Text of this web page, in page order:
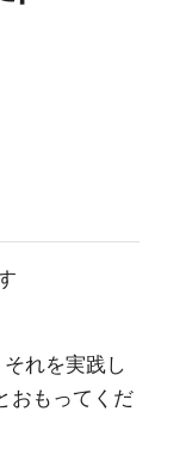
れを実践し
おもってくだ